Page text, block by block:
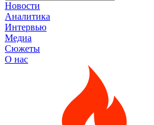
Новости
Аналитика
Интервью
Медиа
Сюжеты
О нас